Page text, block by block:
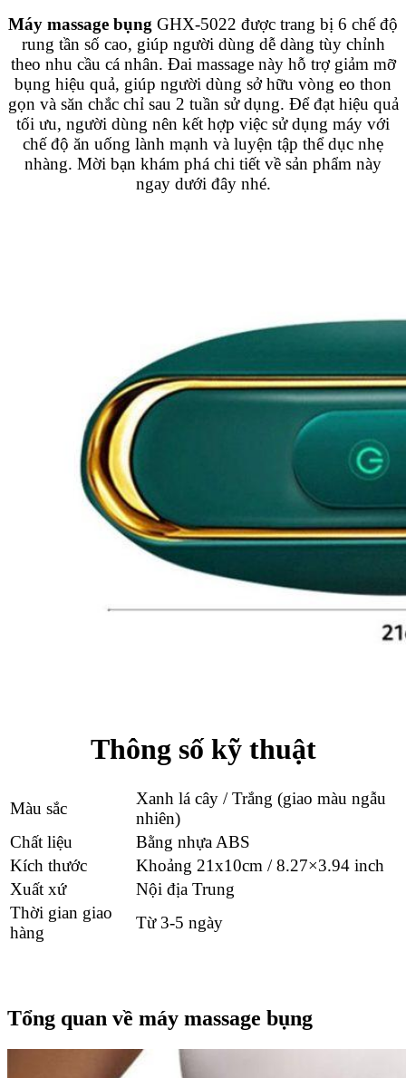
Máy massage bụng GHX-5022 được trang bị 6 chế độ
rung tần số cao, giúp người dùng dễ dàng tùy chỉnh
theo nhu cầu cá nhân. Đai massage này hỗ trợ giảm mỡ
bụng hiệu quả, giúp người dùng sở hữu vòng eo thon
gọn và săn chắc chỉ sau 2 tuần sử dụng. Để đạt hiệu quả
tối ưu, người dùng nên kết hợp việc sử dụng máy với
chế độ ăn uống lành mạnh và luyện tập thể dục nhẹ
nhàng. Mời bạn khám phá chi tiết về sản phẩm này
ngay dưới đây nhé.
Thông số kỹ thuật
Màu sắc
Xanh lá cây / Trắng (giao màu ngẫu
nhiên)
Chất liệu
Bằng nhựa ABS
Kích thước
Khoảng 21x10cm / 8.27×3.94 inch
Xuất xứ
Nội địa Trung
Thời gian giao
hàng
Từ 3-5 ngày
Tổng quan về máy massage bụng